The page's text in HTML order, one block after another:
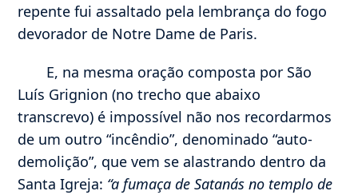
repente fui assaltado pela lembrança do fogo
devorador de Notre Dame de Paris.
E, na mesma oração composta por São
Luís Grignion (no trecho que abaixo
transcrevo) é impossível não nos recordarmos
de um outro “incêndio”, denominado “auto-
demolição”, que vem se alastrando dentro da
Santa Igreja: “a fumaça de Satanás no templo de